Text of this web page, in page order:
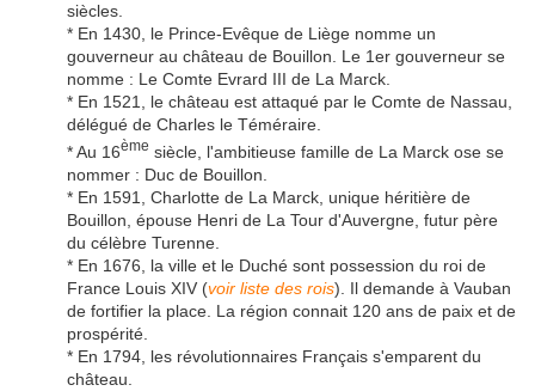
siècles.
* En 1430, le Prince-Evêque de Liège nomme un
gouverneur au château de Bouillon. Le 1er gouverneur se
nomme : Le Comte Evrard III de La Marck.
* En 1521, le château est attaqué par le Comte de Nassau,
délégué de Charles le Téméraire.
* Au 16ème siècle, l'ambitieuse famille de La Marck ose se
nommer : Duc de Bouillon.
* En 1591, Charlotte de La Marck, unique héritière de
Bouillon, épouse Henri de La Tour d'Auvergne, futur père
du célèbre Turenne.
* En 1676, la ville et le Duché sont possession du roi de
France Louis XIV (voir liste des rois). Il demande à Vauban
de fortifier la place. La région connait 120 ans de paix et de
prospérité.
* En 1794, les révolutionnaires Français s'emparent du
château.